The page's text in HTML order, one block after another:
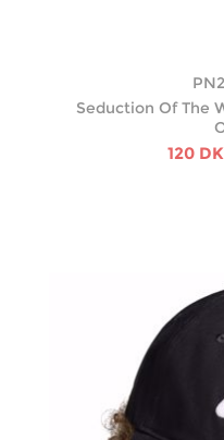
Seduction Of The
120